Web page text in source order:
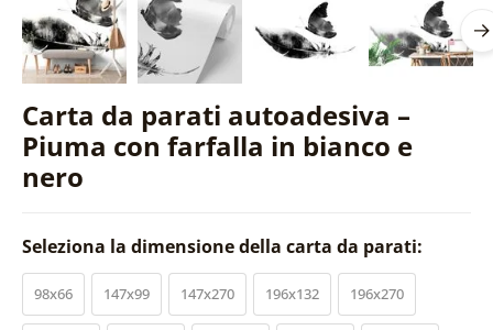
Carta da parati autoadesiva –
Piuma con farfalla in bianco e
nero
Seleziona la dimensione della carta da parati:
98x66 147x99 147x270 196x132 196x270